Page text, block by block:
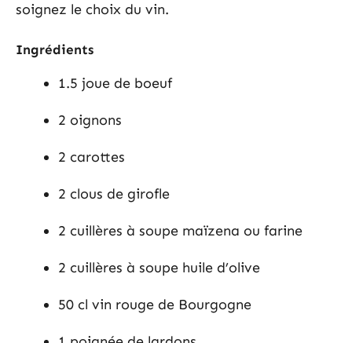
soignez le choix du vin.
Ingrédients
1.5 joue de boeuf
2 oignons
2 carottes
2 clous de girofle
2 cuillères à soupe maïzena ou farine
2 cuillères à soupe huile d’olive
50 cl vin rouge de Bourgogne